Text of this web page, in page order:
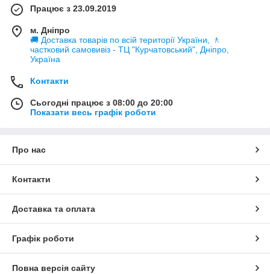
Працює з 23.09.2019
м. Дніпро
🚚 Доставка товарів по всій території України, 🚶
частковий самовивіз - ТЦ "Курчатовський", Дніпро,
Україна
Контакти
Сьогодні працює з 08:00 до 20:00
Показати весь графік роботи
Про нас
Контакти
Доставка та оплата
Графік роботи
Повна версія сайту